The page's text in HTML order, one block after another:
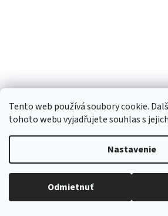
Tento web používá soubory cookie.
tohoto webu vyjadřujete souhlas s
Nastavenie
Odmietnuť
Dievčenské legíny elasťáky